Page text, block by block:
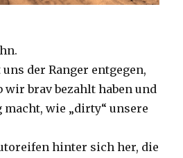
der Ranger entgegen,
brav bezahlt haben und
wie „dirty“ unsere
hinter sich her, die